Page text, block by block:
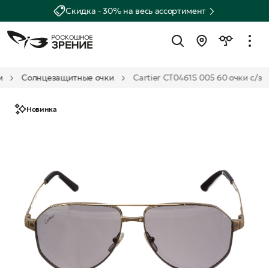
Скидка - 30% на весь ассортимент
Солнцезащитные очки Cartier CT0461S 005 60 очки с/з
Новинка